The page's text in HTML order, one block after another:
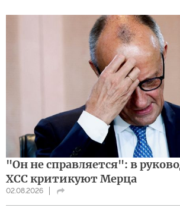
"Он не справляется": в
ХСС критикуют Мерца
02.08.2026